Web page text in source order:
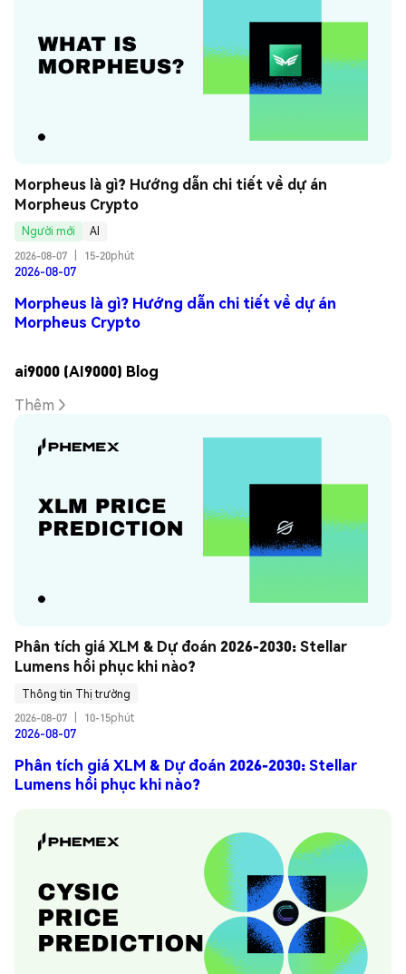
Morpheus là gì? Hướng dẫn chi tiết về dự án
Morpheus Crypto
Người mới
AI
2026-08-07
15-20phút
2026-08-07
Morpheus là gì? Hướng dẫn chi tiết về dự án
Morpheus Crypto
ai9000 (AI9000) Blog
Thêm
Phân tích giá XLM & Dự đoán 2026-2030: Stellar
Lumens hồi phục khi nào?
Thông tin Thị trường
2026-08-07
10-15phút
2026-08-07
Phân tích giá XLM & Dự đoán 2026-2030: Stellar
Lumens hồi phục khi nào?